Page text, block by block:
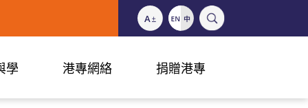
學 港專網絡 捐贈港專